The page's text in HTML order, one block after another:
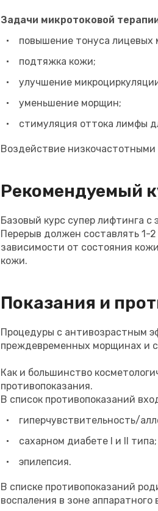
Задачи микротоковой
повышение тонуса лицевых
подтяжка кожи;
улучшение
уменьшение морщин;
стимуляция оттока лимфы
Воздействие
Рекомендуемый
Базовый курс супер лифтинга с
Перерыв должен составлять 1-
зависимости от состояния
кожи.
Показания и
Процедуры с антивозрастным
преждевременных морщинах и
Как и большинство
противопоказания.
В список противопоказаний
гиперчувствительность/
сахарном диабете I и II типа;
эпилепсия.
В списке противопоказаний
воспаления в зоне аппаратного